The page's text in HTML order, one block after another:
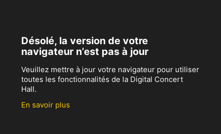
Désolé, la version de votre
navigateur n’est pas à jour
Veuillez mettre à jour votre navigateur pour utiliser
toutes les fonctionnalités de la Digital Concert
Hall.
En savoir plus